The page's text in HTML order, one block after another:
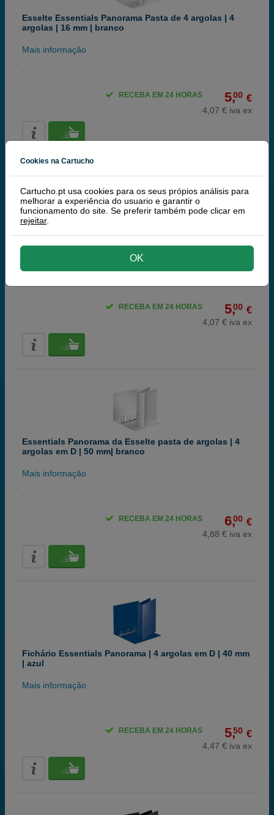
Esselte Essentials Panorama Pasta de 4 argolas | 4
argolas | 16 mm | branco
Mais informação
5,00 €
4,07 € iva ex
RECEBA EM 24 HORAS
5,00 €
4,07 € iva ex
RECEBA EM 24 HORAS
Essentials Panorama da Esselte pasta de argolas | 4
argolas em D | 50 mm| branco
Mais informação
6,00 €
4,88 € iva ex
RECEBA EM 24 HORAS
Fichário Essentials Panorama | 4 argolas em D | 40 mm
| azul
Mais informação
5,50 €
4,47 € iva ex
RECEBA EM 24 HORAS
Cookies na Cartucho
Cartucho.pt usa cookies para os seus própios análisis para
melhorar a experiência do usuario e garantir o
funcionamento do site. Se preferir também pode clicar em
rejeitar.
OK